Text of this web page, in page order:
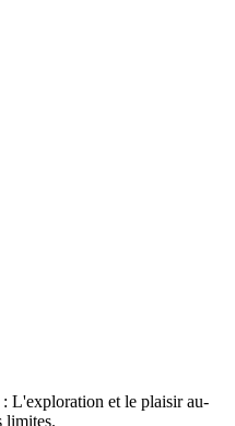
L'exploration et le plaisir au-
limites.